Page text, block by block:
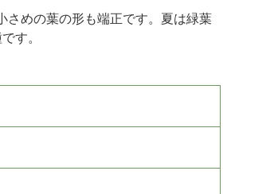
さめの葉の形も端正です。夏は緑葉
す。